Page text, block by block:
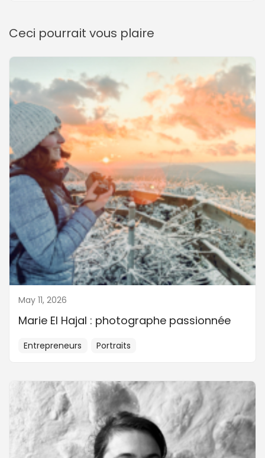
Ceci pourrait vous plaire
May 11, 2026
Marie El Hajal : photographe passionnée
Entrepreneurs Portraits